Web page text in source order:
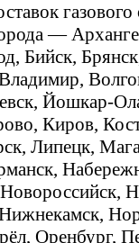
газового
—
Бийск,
Йошкар-
Киров,
Липецк,
Оренбург,